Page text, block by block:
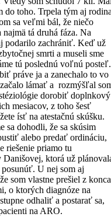
do toho. Trpela tým aj
sa veľmi bál, že niečo
tá druhá fáza. Na
podarilo zachrániť. Keď už
smrti a museli sme
tú poslednú voľnú posteľ.
práve ja a zanechalo to vo
lámať a rozmýšľal
dorobiť doplnkový
mesiacov, z toho šesť
ísť na atestačnú skúšku.
sa dohodli, že sa skúsim
alebo predať ordináciu,
riešenie priamo tu
ktorá už
U nej som aj
som vlastne prešiel z konca
o ktorých diagnóze na
odhaliť a postarať sa,
na ARO.